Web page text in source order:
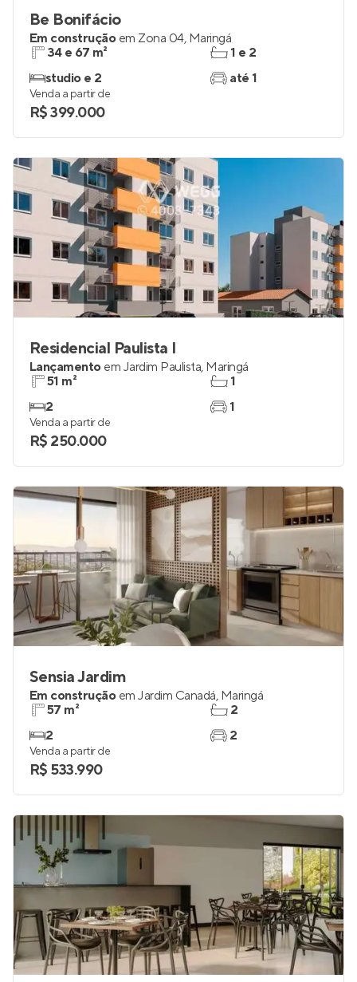
Be Bonifácio
Em construção em Zona 04, Maringá
34 e 67 m²
studio e 2
1 e 2
até 1
Venda a partir de
R$ 399.000
Residencial Paulista I
Lançamento em Jardim Paulista, Maringá
51 m²
2
1
1
Venda a partir de
R$ 250.000
Sensia Jardim
Em construção em Jardim Canadá, Maringá
57 m²
2
2
2
Venda a partir de
R$ 533.990